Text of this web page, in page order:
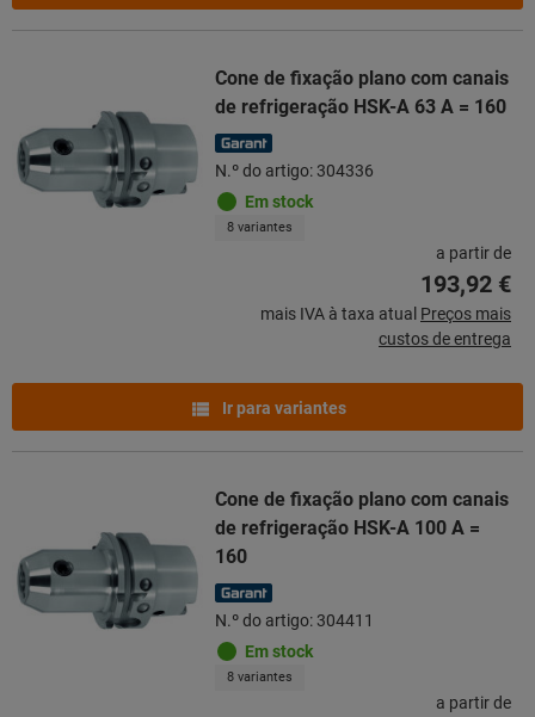
Cone de fixação plano com canais
de refrigeração HSK-A 63 A = 160
N.º do artigo: 304336
Em stock
8 variantes
a partir de
193,92 €
mais IVA à taxa atual Preços mais
custos de entrega
Ir para variantes
Cone de fixação plano com canais
de refrigeração HSK-A 100 A =
160
N.º do artigo: 304411
Em stock
8 variantes
a partir de